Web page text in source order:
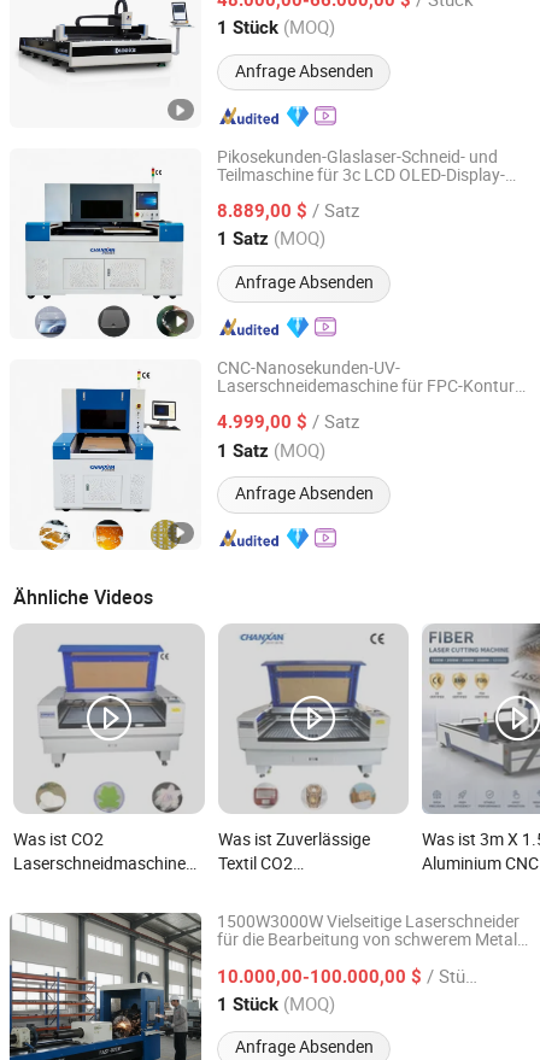
1 Stück (MOQ)
Anfrage Absenden
Jiangsu, China Seit 2019
Pikosekunden-Glaslaser-Schneid- und
Teilmaschine für 3c LCD OLED-Display-
8.889,00 $ / Satz
1 Satz (MOQ)
Anfrage Absenden
Chanxan (Changshu) Laser Technology Co., Ltd.
Jiangsu, China Seit 2026
CNC-Nanosekunden-UV-
Laserschneidemaschine für FPC-Kontur-
4.999,00 $ / Satz
1 Satz (MOQ)
Anfrage Absenden
Chanxan (Changshu) Laser Technology Co., Ltd.
Jiangsu, China Seit 2026
Ähnliche Videos
Was ist CO2
Laserschneidmaschine
Spielzeugstoffen und
Gesichtsmasken
Was ist Zuverlässige
Textil CO2
Stabiles Schneiden zu
niedrigem Preis
Was ist 3m X
Aluminium CNC
1500W 2000W
Faserlaser
1500W3000W Vielseitige Laserschneider
für die Bearbeitung von schwerem Metall
Laserschneidmaschinen
10.000,00-100.000,00 $ / Stück
1 Stück (MOQ)
Anfrage Absenden
Jiangsu SOHO Innovation & Technology Group Kasin
Industry & Trade Co., Ltd.
Jiangsu, China